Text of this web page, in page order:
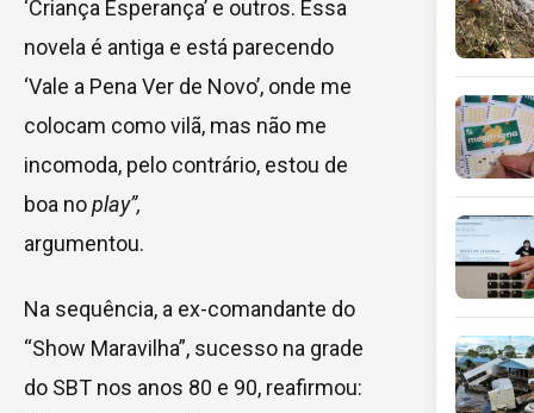
‘Criança Esperança’ e outros. Essa
novela é antiga e está parecendo
‘Vale a Pena Ver de Novo’, onde me
colocam como vilã, mas não me
incomoda, pelo contrário, estou de
boa noplay”,
argumentou.
Na sequência, a ex-comandante do
“Show Maravilha”, sucesso na grade
do SBT nos anos 80 e 90, reafirmou: